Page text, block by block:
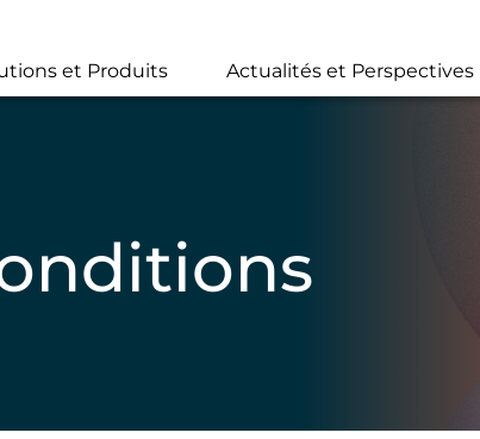
main
content
et Produits Actualités et Perspectives